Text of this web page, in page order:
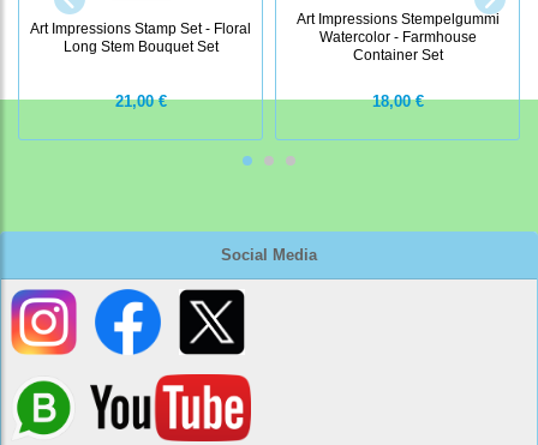
Social Media
Art Impressions Stamp Set - Floral
Long Stem Bouquet Set
21,00 €
Art Impressions Stempelgummi
Watercolor - Farmhouse
Container Set
18,00 €